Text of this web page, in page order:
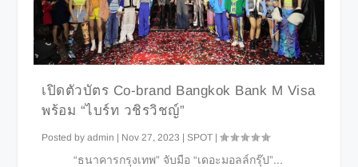
เปิดตัวบัตร Co-brand Bangkok Bank M Visa
พร้อม “ไบร์ท วชิรวิชญ์”
Posted byadmin | Nov 27, 2023 |SPOT |
“ธนาคารกรุงเทพ” จับมือ “เดอะมอลล์กรุ๊ป”...